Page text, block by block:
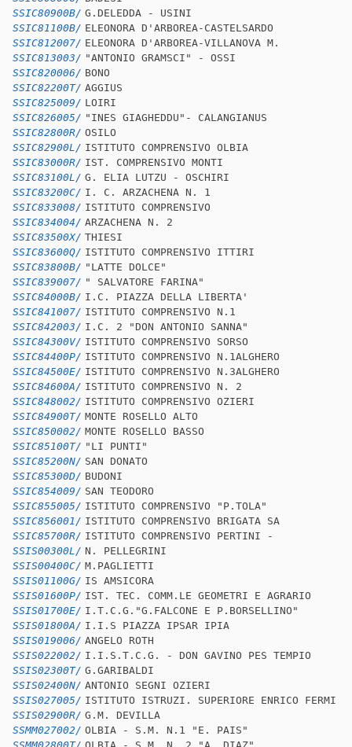
SSIC80900B/ G.DELEDDA - USINI
SSIC81100B/ ELEONORA D'ARBOREA-CASTELSARDO
SSIC812007/ ELEONORA D'ARBOREA-VILLANOVA M.
SSIC813003/ "ANTONIO GRAMSCI" - OSSI
SSIC820006/ BONO
SSIC82200T/ AGGIUS
SSIC825009/ LOIRI
SSIC826005/ "INES GIAGHEDDU"- CALANGIANUS
SSIC82800R/ OSILO
SSIC82900L/ ISTITUTO COMPRENSIVO OLBIA
SSIC83000R/ IST. COMPRENSIVO MONTI
SSIC83100L/ G. ELIA LUTZU - OSCHIRI
SSIC83200C/ I. C. ARZACHENA N. 1
SSIC833008/ ISTITUTO COMPRENSIVO
SSIC834004/ ARZACHENA N. 2
SSIC83500X/ THIESI
SSIC83600Q/ ISTITUTO COMPRENSIVO ITTIRI
SSIC83800B/ "LATTE DOLCE"
SSIC839007/ " SALVATORE FARINA"
SSIC84000B/ I.C. PIAZZA DELLA LIBERTA'
SSIC841007/ ISTITUTO COMPRENSIVO N.1
SSIC842003/ I.C. 2 "DON ANTONIO SANNA"
SSIC84300V/ ISTITUTO COMPRENSIVO SORSO
SSIC84400P/ ISTITUTO COMPRENSIVO N.1ALGHERO
SSIC84500E/ ISTITUTO COMPRENSIVO N.3ALGHERO
SSIC84600A/ ISTITUTO COMPRENSIVO N. 2
SSIC848002/ ISTITUTO COMPRENSIVO OZIERI
SSIC84900T/ MONTE ROSELLO ALTO
SSIC850002/ MONTE ROSELLO BASSO
SSIC85100T/ "LI PUNTI"
SSIC85200N/ SAN DONATO
SSIC85300D/ BUDONI
SSIC854009/ SAN TEODORO
SSIC855005/ ISTITUTO COMPRENSIVO "P.TOLA"
SSIC856001/ ISTITUTO COMPRENSIVO BRIGATA SA
SSIC85700R/ ISTITUTO COMPRENSIVO PERTINI -
SSIS00300L/ N. PELLEGRINI
SSIS00400C/ M.PAGLIETTI
SSIS01100G/ IS AMSICORA
SSIS01600P/ IST. TEC. COMM.LE GEOMETRI E AGRARIO
SSIS01700E/ I.T.C.G."G.FALCONE E P.BORSELLINO"
SSIS01800A/ I.I.S PIAZZA IPSAR IPIA
SSIS019006/ ANGELO ROTH
SSIS022002/ I.I.S.T.C.G. - DON GAVINO PES TEMPIO
SSIS02300T/ G.GARIBALDI
SSIS02400N/ ANTONIO SEGNI OZIERI
SSIS027005/ ISTITUTO ISTRUZI. SUPERIORE ENRICO FERMI
SSIS02900R/ G.M. DEVILLA
SSMM027002/ OLBIA - S.M. N.1 "E. PAIS"